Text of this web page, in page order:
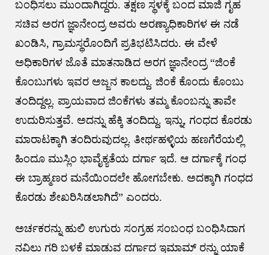
ಬಂಧಿಸಲು ಮುಂದಾಗಿದ್ದರು. ತಕ್ಷಣ ಸ್ಥಳಕ್ಕೆ ಬಂದ ಮಾಜಿ ಗೃಹ
ಸಚಿವ ಅರಗ ಜ್ಞಾನೇಂದ್ರ ಅವರು ಅರಣ್ಯಾಧಿಕಾರಿಗಳ ಈ ನಡೆ
ಖಂಡಿಸಿ, ಗ್ರಾಮಸ್ಥರೊಂದಿಗೆ ಪ್ರತಿಭಟಿಸಿದರು. ಈ ವೇಳೆ
ಅಧಿಕಾರಿಗಳ ಜೊತೆ ಮಾತನಾಡಿದ ಅರಗ ಜ್ಞಾನೇಂದ್ರ “ಜಿಂಕೆ
ಕೊಂಬುಗಳು ಇವರ ಅಜ್ಜನ ಕಾಲದ್ದು. ಜಿಂಕೆ ಕೊಂದು ಕೊಂಬು
ತಂದಿದ್ದಲ್ಲ. ಪ್ರಾಯವಾದ ಜಿಂಕೆಗಳು ತಮ್ಮ ಕೊಂಬನ್ನು ತಾವೇ
ಉದುರಿಸುತ್ತವೆ. ಅದನ್ನು ಹೆಕ್ಕಿ ತಂದಿದ್ದು. ಇನ್ನು, ಗಂಧದ ಕೊರಡು
ಮಾರಾಟಕ್ಕಾಗಿ ತಂದಿರುವುದಲ್ಲ. ತೀರ್ಥಹಳ್ಳಿಯ ಹಣಗೆರೆಯಲ್ಲಿ
ಹಿಂದೂ ಮುಸ್ಲಿಂ ಭಾವೈಕ್ಯತೆಯ ದರ್ಗಾ ಇದೆ. ಆ ದರ್ಗಾಕ್ಕೆ ಗಂಧ
ಈ ಬ್ರಾಹ್ಮಣರ ಮನೆಯಿಂದಲೇ ಹೋಗಬೇಕು. ಅದಕ್ಕಾಗಿ ಗಂಧದ
ಕೊರಡು ಶೇಖರಿಸಿಡಲಾಗಿದೆ” ಎಂದರು.
ಅರ್ಚಕರನ್ನು ಹುಲಿ ಉಗುರು ಸಂಗ್ರಹ ಸಂಬಂಧ ಬಂಧಿಸಿದಾಗ
ನವಿಲು ಗರಿ ಬಳಕೆ ಮಾಡುವ ದರ್ಗಾದ ಇಮಾಮ್ ರನ್ನು ಯಾಕೆ